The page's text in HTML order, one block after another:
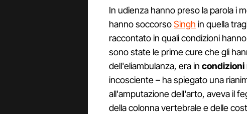
In udienza hanno preso la parola i
hanno soccorsoSingh in quella
raccontato in quali condizioni
sono state le prime cure che gli
dell'eliambulanza, era in condizioni
incosciente – ha spiegato una
all'amputazione dell'arto, aveva il
della colonna vertebrale e delle